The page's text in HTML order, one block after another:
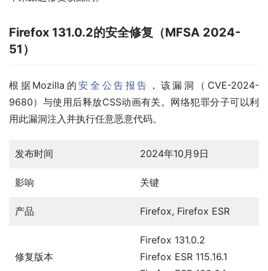
Firefox 131.0.2的安全修复（MFSA 2024-
51）
根据Mozilla的安全公告报告 ，该漏洞（CVE-2024-
9680）与使用后释放CSS动画有关。网络犯罪分子可以利
用此漏洞注入并执行任意恶意代码。
发布时间 2024年10月9日
影响 关键
产品 Firefox, Firefox ESR
修复版本
Firefox 131.0.2
Firefox ESR 115.16.1